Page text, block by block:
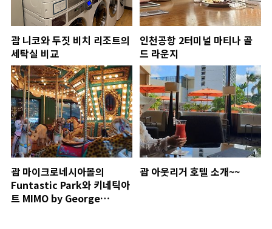
괌 니코와 두짓 비치 리조트의
세탁실 비교
인천공항 2터미널 마티나 골
드 라운지
괌 마이크로네시아몰의
Funtastic Park와 키네틱아
트 MIMO by George
괌 아웃리거 호텔 소개~~